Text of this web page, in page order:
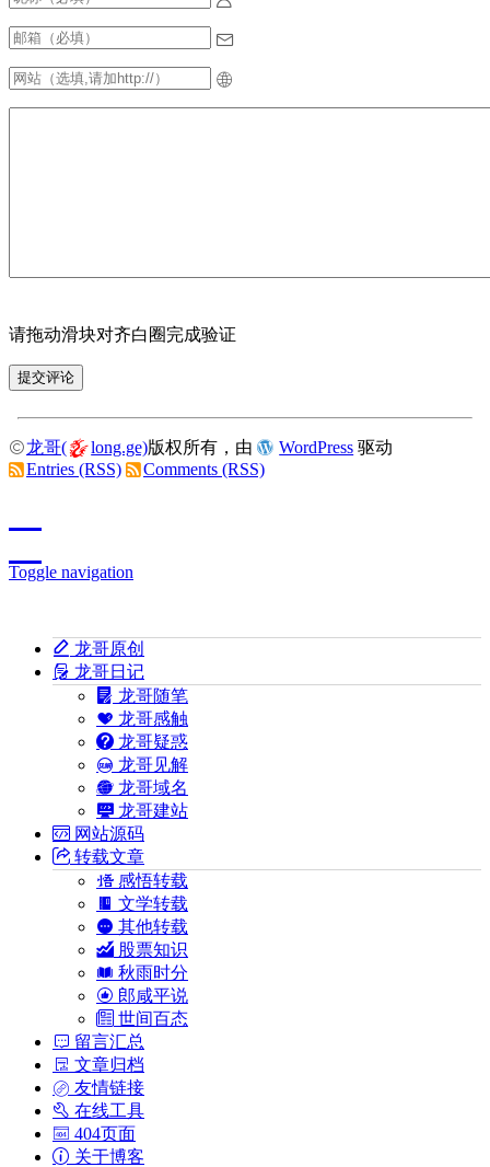
请拖动滑块对齐白圈完成验证
龙哥( long.ge)版权所有，由 WordPress 驱动
Entries (RSS)
Comments (RSS)
Toggle navigation
龙哥原创
龙哥日记
龙哥随笔
龙哥感触
龙哥疑惑
龙哥见解
龙哥域名
龙哥建站
网站源码
转载文章
感悟转载
文学转载
其他转载
股票知识
秋雨时分
郎咸平说
世间百态
留言汇总
文章归档
友情链接
在线工具
404页面
关于博客